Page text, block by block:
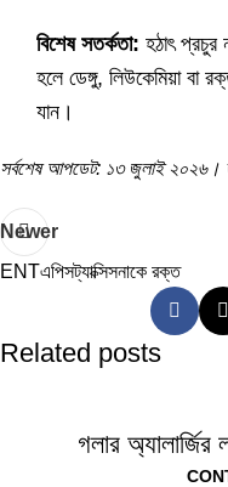
বিশেষ সতর্কতা: হঠাৎ
হলে ডেঙ্গু, লিউকেমিয়া বা
যান।
সর্বশেষ আপডেট: ১৩ জুলাই ২০২৬।
Newer
ENTএপিসট্যাক্সিসনাকে রক্ত
Related posts
গলার